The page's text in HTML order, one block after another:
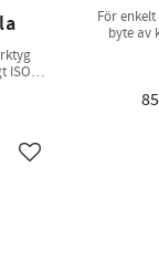
ISO
Lägg till i favoriter
För
byte av